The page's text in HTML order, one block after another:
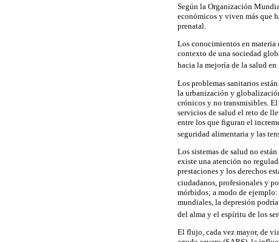
Según la Organización
económicos y viven más que
prenatal.
Los conocimientos en
contexto de una sociedad
hacia la mejoría de la salud en
Los problemas sanitarios
la urbanización y
crónicos y no transmisibles. El
servicios de salud el reto de
entre los que figuran el
seguridad alimentaria y las
Los sistemas de salud no
existe una atención no
prestaciones y los derechos
ciudadanos, profesionales y
mórbidos; a modo de
mundiales, la depresión
del alma y el espíritu de los
El flujo, cada vez mayor, de